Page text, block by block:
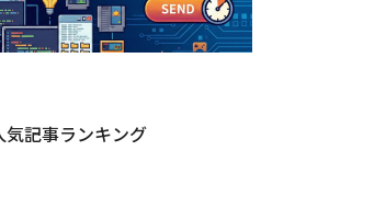
気記事ランキング